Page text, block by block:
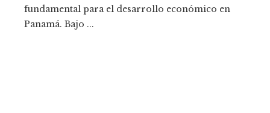
fundamental para el desarrollo económico en
Panamá. Bajo ...